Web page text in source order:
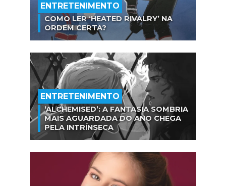
ENTRETENIMENTO
COMO LER ‘HEATED RIVALRY’ NA
ORDEM CERTA?
ENTRETENIMENTO
‘ALCHEMISED’: A FANTASIA SOMBRIA
MAIS AGUARDADA DO ANO CHEGA
PELA INTRÍNSECA